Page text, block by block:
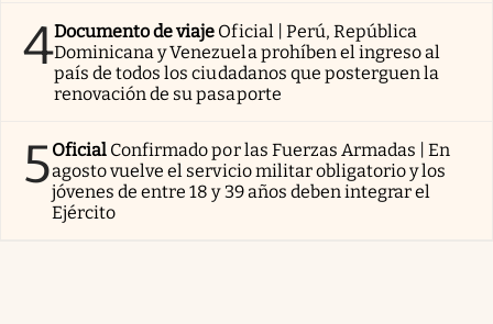
4Documento de viaje Oficial | Perú, República
Dominicana y Venezuela prohíben el ingreso al
país de todos los ciudadanos que posterguen la
renovación de su pasaporte
5Oficial Confirmado por las Fuerzas Armadas | En
agosto vuelve el servicio militar obligatorio y los
jóvenes de entre 18 y 39 años deben integrar el
Ejército